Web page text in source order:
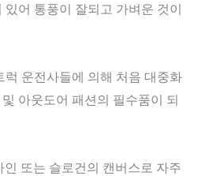
있어 통풍이 잘되고 가벼운 것이
럭 운전사들에 의해 처음 대중화
아웃도어 패션의 필수품이 되
인 또는 슬로건의 캔버스로 자주